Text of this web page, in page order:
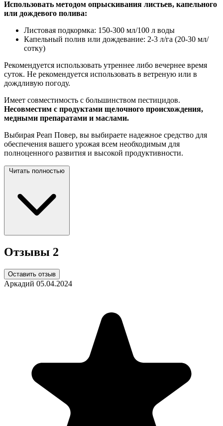
Использовать методом опрыскивания листьев, капельного
или дождевого полива:
Листовая подкормка: 150-300 мл/100 л воды
Капельный полив или дождевание: 2-3 л/га (20-30 мл/
сотку)
Рекомендуется использовать утреннее либо вечернее время
суток. Не рекомендуется использовать в ветреную или в
дождливую погоду.
Имеет совместимость с большинством пестицидов.
Несовместим с продуктами щелочного происхождения,
медными препаратами и маслами.
Выбирая Реап Повер, вы выбираете надежное средство для
обеспечения вашего урожая всем необходимым для
полноценного развития и высокой продуктивности.
Читать полностью
Отзывы 2
Оставить отзыв
Аркадий 05.04.2024